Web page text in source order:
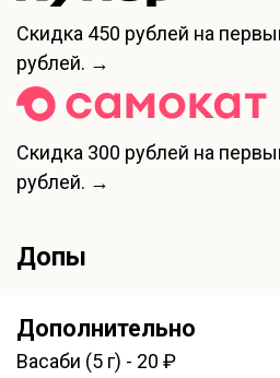
Скидка 450 рублей на
рублей. →
Скидка 300 рублей на
рублей. →
Допы
Дополнительно
Васаби (5 г) - 20 ₽